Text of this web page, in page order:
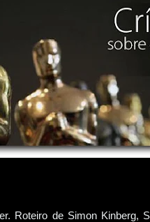
Roteiro de Simon Kinberg,